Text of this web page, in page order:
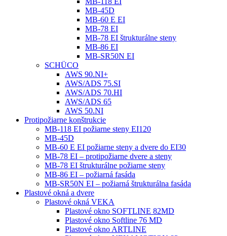
MB-45D
MB-60 E EI
MB-78 EI
MB-78 EI štrukturálne steny
MB-86 EI
MB-SR50N EI
SCHÜCO
AWS 90.NI+
AWS/ADS 75.SI
AWS/ADS 70.HI
AWS/ADS 65
AWS 50.NI
Protipožiarne konštrukcie
MB-118 EI požiarne steny EI120
MB-45D
MB-60 E EI požiarne steny a dvere do EI30
MB-78 EI – protipožiarne dvere a steny
MB-78 EI štrukturálne požiarne steny
MB-86 EI – požiarná fasáda
MB-SR50N EI – požiarná štrukturálna fasáda
Plastové okná a dvere
Plastové okná VEKA
Plastové okno SOFTLINE 82MD
Plastové okno Softline 76 MD
Plastové okno ARTLINE